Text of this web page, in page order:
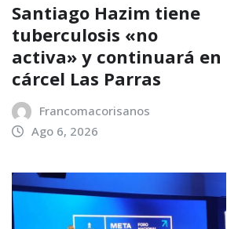
Santiago Hazim tiene
tuberculosis «no
activa» y continuará en
cárcel Las Parras
Francomacorisanos
Ago 6, 2026